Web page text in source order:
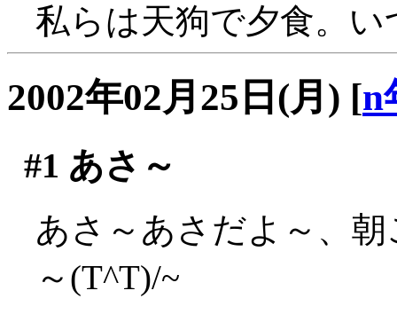
私らは天狗で夕食。
2002年02月25日(月) [n
#1 あさ～
あさ～あさだよ～、
～(T^T)/~